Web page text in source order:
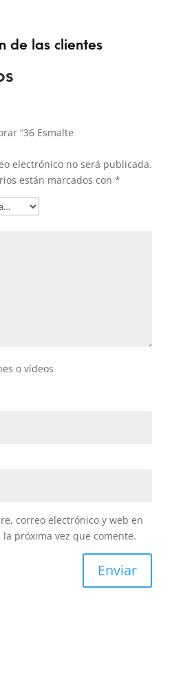
de las clientes
“36 Esmalte
electrónico no será publicada.
están marcados con *
o vídeos
correo electrónico y web en
próxima vez que comente.
Enviar